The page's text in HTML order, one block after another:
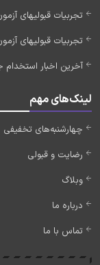
تجربیات قبولیهای
تجربیات قبولیهای
آخرین اخبار استخدام جمعیت
لینک‌های مهم
چهارشنبه‌های تخفیفی
رضایت و قبولی
وبلاگ
درباره ما
تماس با ما